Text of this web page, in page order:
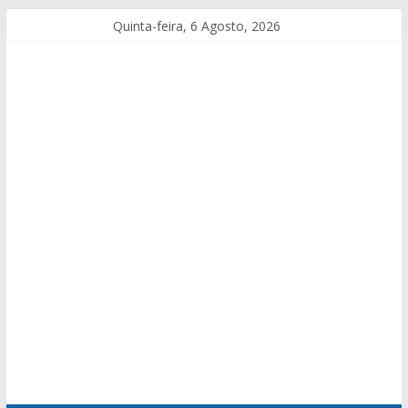
Quinta-feira, 6 Agosto, 2026